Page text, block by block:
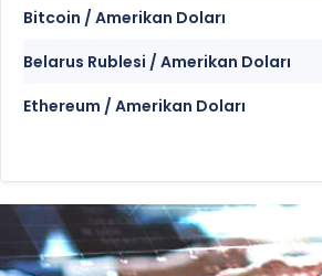
Bitcoin / Amerikan Doları
Belarus Rublesi / Amerikan Doları
Ethereum / Amerikan Doları